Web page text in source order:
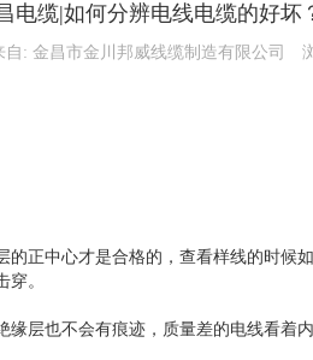
电缆|如何分辨电线电缆的好坏
: 金昌市金川邦威线缆制造有限公司
的正中心才是合格的，查看样线的时候
。
层也不会有痕迹，质量差的电线看着